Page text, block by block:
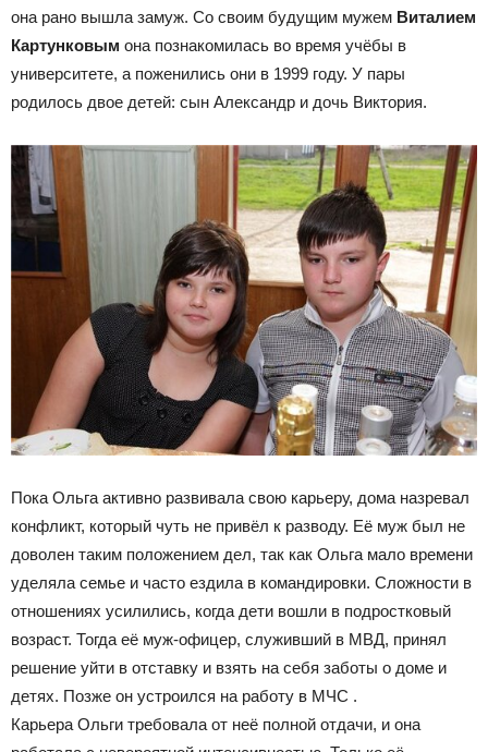
она рано вышла замуж. Со своим будущим мужем Виталием
Картунковым она познакомилась во время учёбы в
университете, а поженились они в 1999 году. У пары
родилось двое детей: сын Александр и дочь Виктория.
Пока Ольга активно развивала свою карьеру, дома назревал
конфликт, который чуть не привёл к разводу. Её муж был не
доволен таким положением дел, так как Ольга мало времени
уделяла семье и часто ездила в командировки. Сложности в
отношениях усилились, когда дети вошли в подростковый
возраст. Тогда её муж-офицер, служивший в МВД, принял
решение уйти в отставку и взять на себя заботы о доме и
детях. Позже он устроился на работу в МЧС .
Карьера Ольги требовала от неё полной отдачи, и она